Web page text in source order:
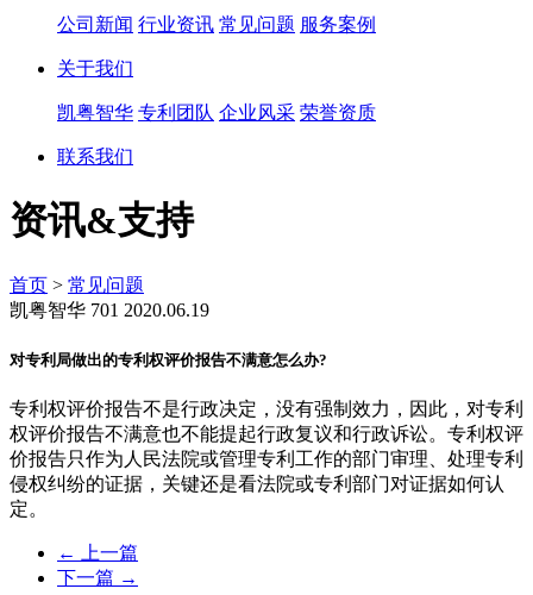
公司新闻 行业资讯 常见问题 服务案例
关于我们
凯粤智华 专利团队 企业风采 荣誉资质
联系我们
资讯&支持
首页 > 常见问题
凯粤智华 701 2020.06.19
对专利局做出的专利权评价报告不满意怎么办?
专利权评价报告不是行政决定，没有强制效力，因此，对专利
权评价报告不满意也不能提起行政复议和行政诉讼。专利权评
价报告只作为人民法院或管理专利工作的部门审理、处理专利
侵权纠纷的证据，关键还是看法院或专利部门对证据如何认
定。
←
上一篇
下一篇 →